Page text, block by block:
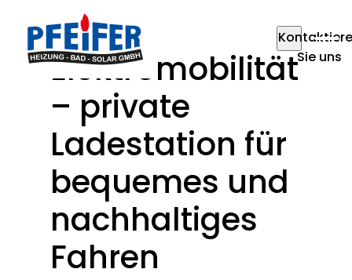
Sie uns
Elektromobilität
– private
Ladestation für
bequemes und
nachhaltiges
Fahren